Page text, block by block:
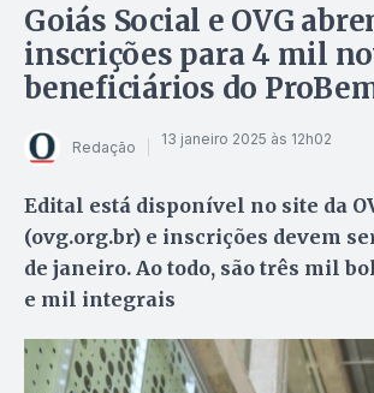
Goiás Social e OVG
inscrições para 4 mil
beneficiários do
Redação 13 janeiro 2025 às 12h02
Edital está disponível no site da
(ovg.org.br) e inscrições devem
de janeiro. Ao todo, são três mil
e mil integrais